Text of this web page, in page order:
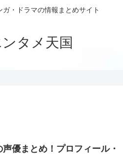
ガ・ドラマの情報まとめサイト
タメ天国
優まとめ！プロフィール・